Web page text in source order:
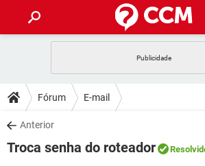
CELULAR
OUTLOOK
INSTAGRAM GMAIL
DICAS
JOGOS
DOWNLOADS
JOGOS
Fórum E-mail
Anterior
Troca senha do roteador